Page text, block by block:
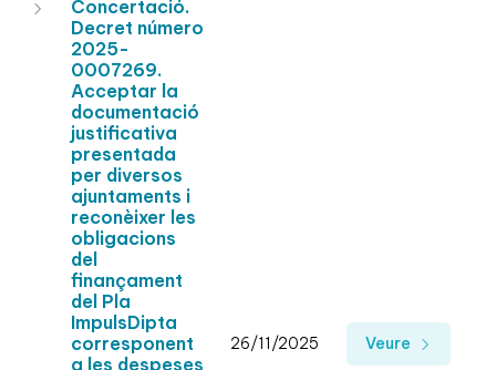
Concertació.
Decret número
2025-
0007269.
Acceptar la
documentació
justificativa
presentada
per diversos
ajuntaments i
reconèixer les
obligacions
del
finançament
del Pla
ImpulsDipta
corresponent
a les despeses
26/11/2025 Veure